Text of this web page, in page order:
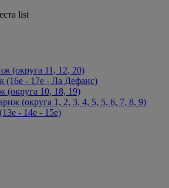
list
(округа 11, 12, 20)
(16e - 17e - Ла Дефанс)
(округа 10, 18, 19)
(округа 1, 2, 3, 4, 5, 5, 6, 7, 8, 9)
- 14e - 15e)